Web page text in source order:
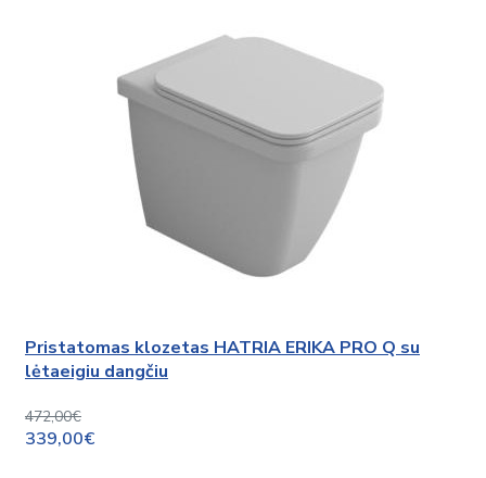
Pristatomas klozetas HATRIA ERIKA PRO Q su
lėtaeigiu dangčiu
472,00€
339,00€